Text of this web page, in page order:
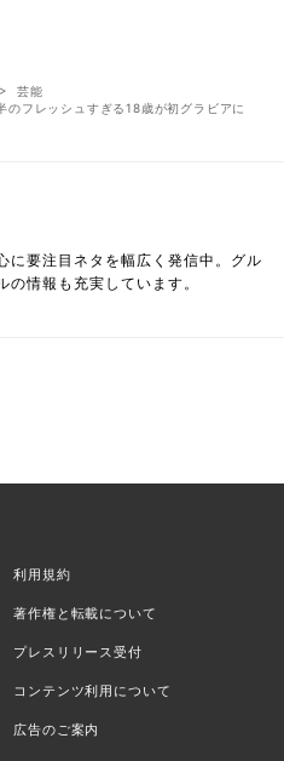
芸能
フレッシュすぎる18歳が初グラビアに
に要注目ネタを幅広く発信中。グル
情報も充実しています。
利用規約
著作権と転載について
プレスリリース受付
コンテンツ利用について
広告のご案内